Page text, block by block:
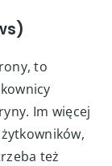
to
Im więcej
też